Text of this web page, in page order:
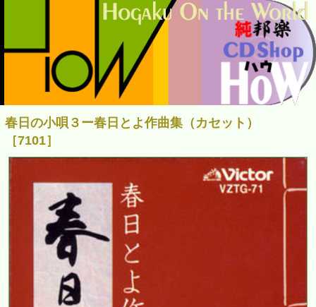
春日の小唄３ー春日とよ作曲集（カセット）
［7101］